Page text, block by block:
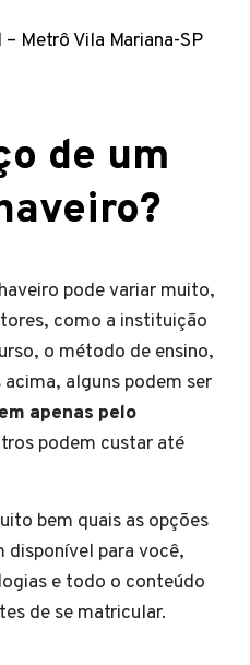
Metrô Vila Mariana-SP
de um
pode variar muito,
como a instituição
o método de ensino,
alguns podem ser
apenas pelo
podem custar até
bem quais as opções
disponível para você,
e todo o conteúdo
de se matricular.